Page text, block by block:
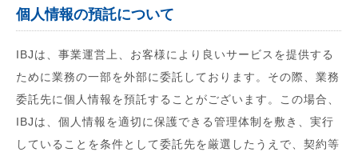
個人情報の預託について
IBJは、事業運営上、お客様により良いサービスを提供する
ために業務の一部を外部に委託しております。その際、業務
委託先に個人情報を預託することがございます。この場合、
IBJは、個人情報を適切に保護できる管理体制を敷き、実行
していることを条件として委託先を厳選したうえで、契約等